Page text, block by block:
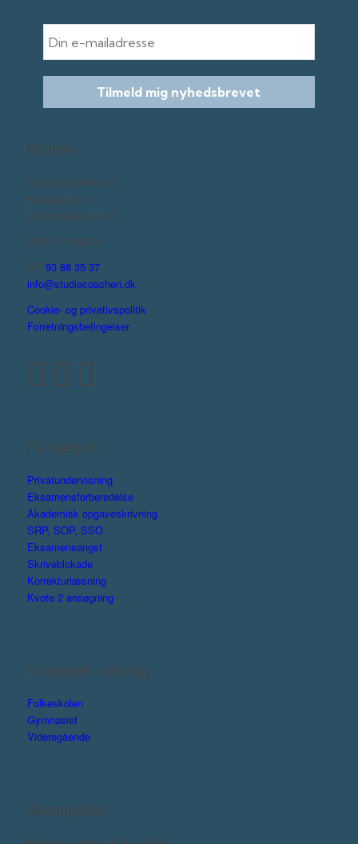
Tilmeld mig nyhedsbrevet
Kontakt
Studiecoachen ApS
Kålagervej 10
2300 København S
CVR: 41138254
Tlf: 93 88 35 37
info@studiecoachen.dk
Cookie- og privativspolitik
Forretningsbetingelser
Få hjælp til
Privatundervisning
Eksamensforberedelse
Akademisk opgaveskrivning
SRP, SOP, SSO
Eksamensangst
Skriveblokade
Korrekturlæsning
Kvote 2 ansøgning
Vi hjælper i alle fag
Folkeskolen
Gymnasiet
Videregående
Åbningstider